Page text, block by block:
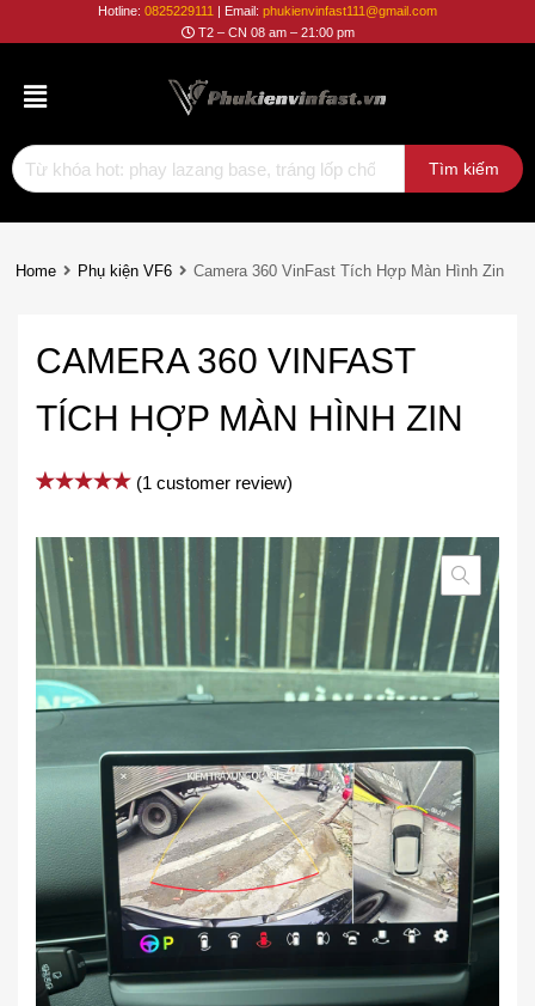
Kiện
Hotline: 0825229111 | Email: phukienvinfast111@gmail.com
T2 – CN 08 am – 21:00 pm
Home Phụ kiện VF6 Camera 360 VinFast Tích Hợp Màn Hình Zin
CAMERA 360 VINFAST
TÍCH HỢP MÀN HÌNH ZIN
based on
customer
rating
(1 customer review)